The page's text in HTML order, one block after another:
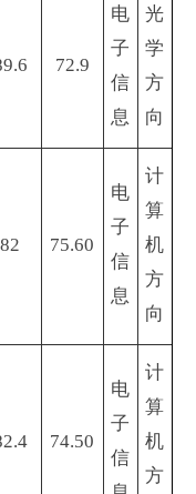
72.9
电
子
信
息
光
学
方
向
82 75.60
电
子
信
息
计
算
机
方
向
74.50
电
子
信
计
算
机
方